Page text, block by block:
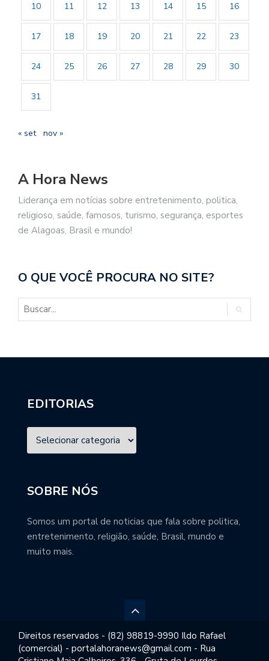
10 11 12 13 14 15 16
17 18 19 20 21 22 23
24 25 26 27 28 29 30
31
« set nov »
A Hora News
Liderança em notícias sobre entretenimento, politica,
religioso, saúde, famosos, turismo, segurança, esportes
de Alagoas, Brasil e mundo!
O QUE VOCÊ PROCURA NO SITE?
EDITORIAS
SOBRE NÓS
Somos um portal de noticias que fala sobre politica,
entretenimento, religião, saúde, Brasil, mundo e
muito mais.
Direitos reservados - (82) 98819-9990 Ildo Rafael
(comercial) - portalahoranews@gmail.com - Rua